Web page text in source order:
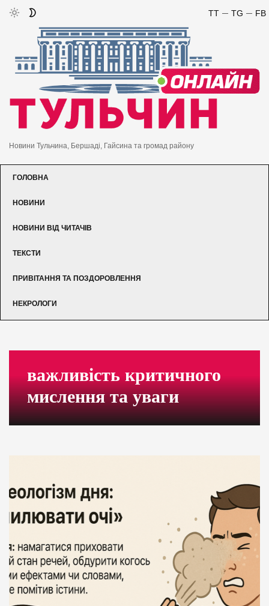
FB
TG
TT
Новини Тульчина, Бершаді, Гайсина та громад району
ГОЛОВНА
НОВИНИ
НОВИНИ ВІД ЧИТАЧІВ
ТЕКСТИ
ПРИВІТАННЯ ТА ПОЗДОРОВЛЕННЯ
НЕКРОЛОГИ
важливість критичного
мислення та уваги